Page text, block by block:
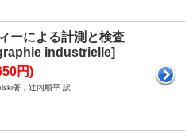
ーによる計測と検査
industrielle]
円)
著，辻内順平 訳